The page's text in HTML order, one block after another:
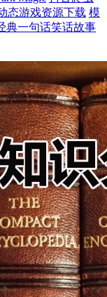
态游戏资源下载 模
典一句话笑话故事